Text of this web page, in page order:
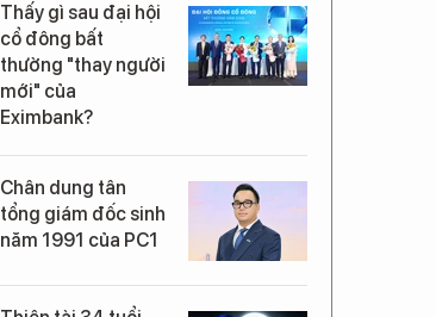
Thấy gì sau đại hội
cổ đông bất
thường "thay người
mới" của
Eximbank?
Chân dung tân
tổng giám đốc sinh
năm 1991 của PC1